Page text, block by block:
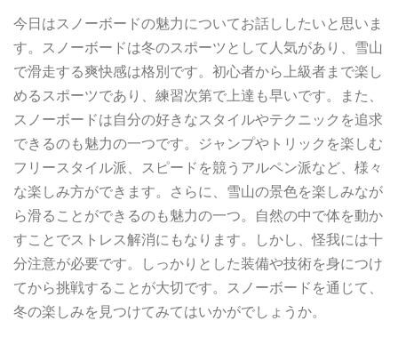
今日はスノーボードの魅力についてお話ししたいと思いま
す。スノーボードは冬のスポーツとして人気があり、雪山
で滑走する爽快感は格別です。初心者から上級者まで楽し
めるスポーツであり、練習次第で上達も早いです。また、
スノーボードは自分の好きなスタイルやテクニックを追求
できるのも魅力の一つです。ジャンプやトリックを楽しむ
フリースタイル派、スピードを競うアルペン派など、様々
な楽しみ方ができます。さらに、雪山の景色を楽しみなが
ら滑ることができるのも魅力の一つ。自然の中で体を動か
すことでストレス解消にもなります。しかし、怪我には十
分注意が必要です。しっかりとした装備や技術を身につけ
てから挑戦することが大切です。スノーボードを通じて、
冬の楽しみを見つけてみてはいかがでしょうか。